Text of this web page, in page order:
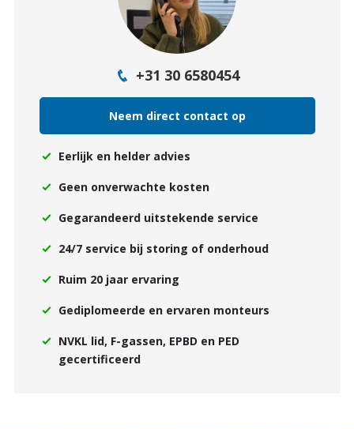
+31 30 6580454
Neem direct contact op
Eerlijk en helder advies
Geen onverwachte kosten
Gegarandeerd uitstekende service
24/7 service bij storing of onderhoud
Ruim 20 jaar ervaring
Gediplomeerde en ervaren monteurs
NVKL lid, F-gassen, EPBD en PED
gecertificeerd